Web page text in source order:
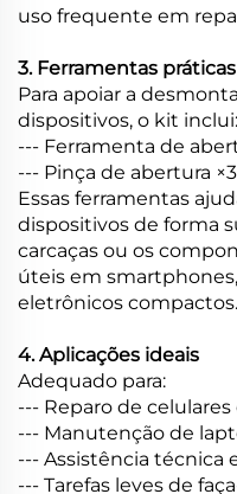
uso frequente em
3. Ferramentas
Para apoiar a
dispositivos, o kit inclui:
--- Ferramenta de
--- Pinça de abertura ×3
Essas ferramentas
dispositivos de forma
carcaças ou os
úteis em
eletrônicos compactos.
4. Aplicações ideais
Adequado para:
--- Reparo de
--- Manutenção de
--- Assistência técnica
--- Tarefas leves de